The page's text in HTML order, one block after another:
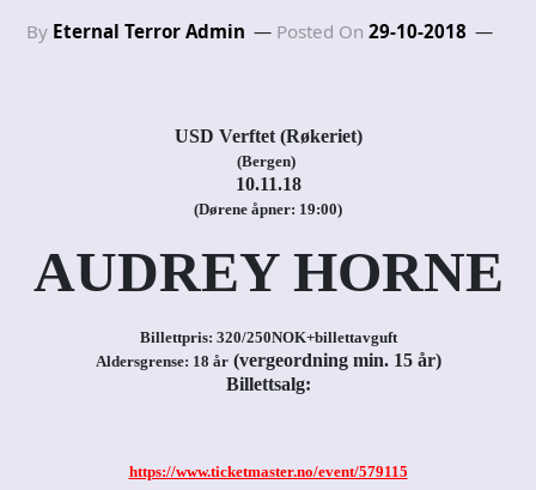
By Eternal Terror Admin Posted On 29-10-2018
USD Verftet (Røkeriet)
(Bergen)
10.11.18
(Dørene åpner: 19:00)
AUDREY HORNE
Billettpris: 320/250NOK+billettavguft
Aldersgrense: 18 år(vergeordning min. 15 år)
Billettsalg:
https://www.ticketmaster.no/event/579115